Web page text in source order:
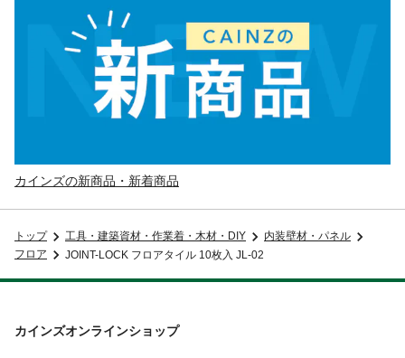
カインズの新商品・新着商品
トップ 工具・建築資材・作業着・木材・DIY
内装壁材・パネル
フロア
JOINT-LOCK フロアタイル 10枚入 JL-02
カインズオンラインショップ